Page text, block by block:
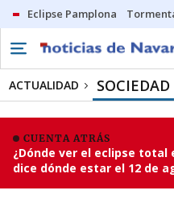
Eclipse Pamplona
ACTUALIDAD SOCIEDAD
CUENTA ATRÁS
¿Dónde ver el eclipse total
dice dónde estar el 12 de